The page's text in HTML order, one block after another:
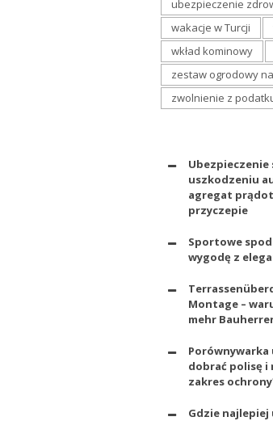
ubezpieczenie
wakacje w Turcji
wkład kominowy
zestaw ogrodowy
zwolnienie z
Ubezpieczenie
uszkodzeniu
agregat
przyczepie
Sportowe
wygodę z
Montage –
mehr
Porównywarka
dobrać polisę i
zakres
Gdzie najlepiej